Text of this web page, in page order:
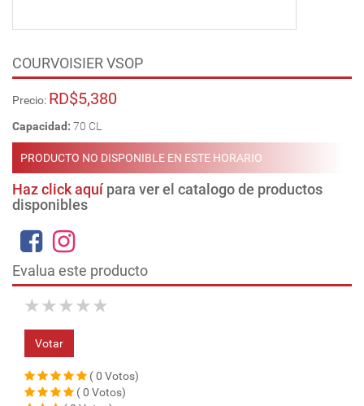
COURVOISIER VSOP
Precio: RD$5,380
Capacidad: 70 CL
PRODUCTO NO DISPONIBLE EN ESTE HORARIO
Haz click aquípara ver el catalogo de productos
disponibles
Evalua este producto
★
★
★
★
★
Votar
( 0 Votos)
( 0 Votos)